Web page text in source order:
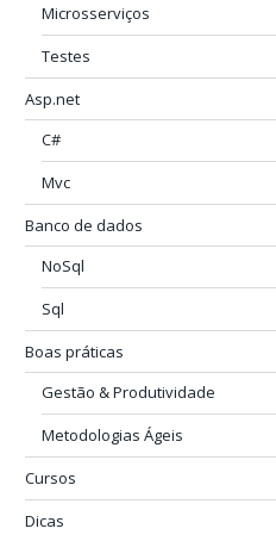
Microsserviços
Testes
Asp.net
C#
Mvc
Banco de dados
NoSql
Sql
Boas práticas
Gestão & Produtividade
Metodologias Ágeis
Cursos
Dicas